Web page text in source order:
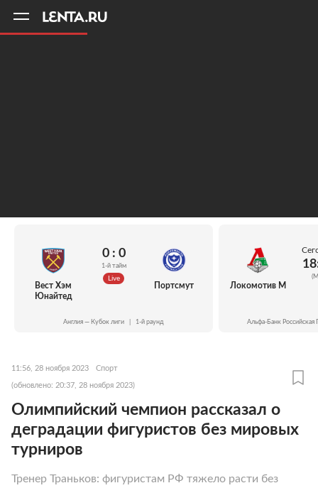
Вест Хэм
Юнайтед
0 : 0
1-й тайм
Live
Портсмут
Англия — Кубок лиги 1-й раунд
Локомотив М
Альфа-Банк Российская
11:56, 28 ноября 2023 Спорт
(обновлено: 20:37, 28 ноября 2023)
Олимпийский чемпион рассказал о
деградации фигуристов без мировых
турниров
Тренер Траньков: фигуристам РФ тяжело расти без